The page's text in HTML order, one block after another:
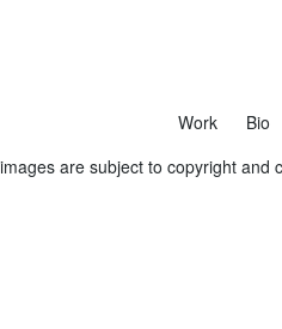
Work Bio
are subject to copyright and